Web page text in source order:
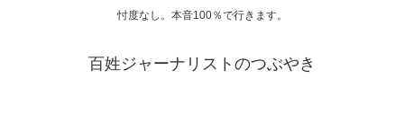
忖度なし。本音100％で行きます。
百姓ジャーナリストのつぶやき